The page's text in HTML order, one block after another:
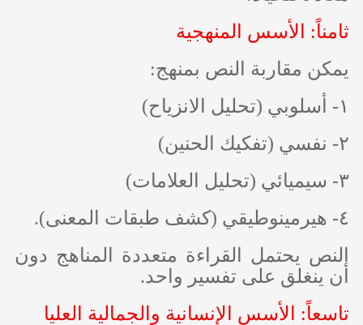
ثامناً: الأسس المنهجية
يمكن مقاربة النص بمنهج:
١- أسلوبي (تحليل الانزياح)
٢- نفسي (تفكيك الحنين)
٣- سيميائي (تحليل العلامات)
٤- هيرمينوطيقي (كشف طبقات المعنى).
النص يحتمل القراءة متعددة المناهج دون
أن ينغلق على تفسير واحد.
تاسعاً: الأسس الإنسانية والجمالية العليا